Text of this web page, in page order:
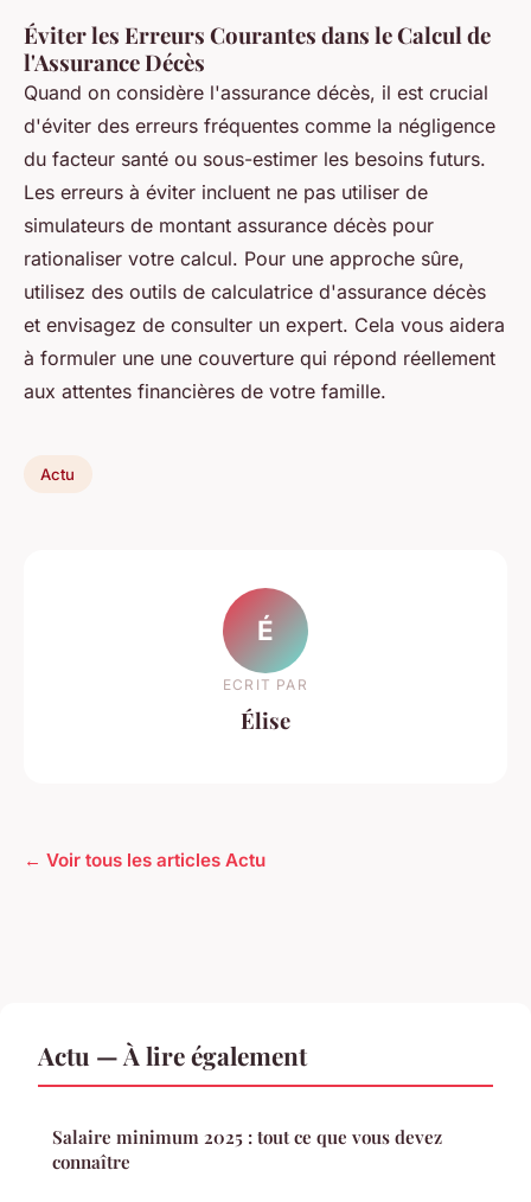
Éviter les Erreurs Courantes dans le Calcul de
l'Assurance Décès
Quand on considère l'assurance décès, il est crucial
d'éviter des erreurs fréquentes comme la négligence
du facteur santé ou sous-estimer les besoins futurs.
Les erreurs à éviter incluent ne pas utiliser de
simulateurs de montant assurance décès pour
rationaliser votre calcul. Pour une approche sûre,
utilisez des outils de calculatrice d'assurance décès
et envisagez de consulter un expert. Cela vous aidera
à formuler une une couverture qui répond réellement
aux attentes financières de votre famille.
Actu
É
ECRIT PAR
Élise
← Voir tous les articles Actu
Actu — À lire également
Salaire minimum 2025 : tout ce que vous devez
connaître